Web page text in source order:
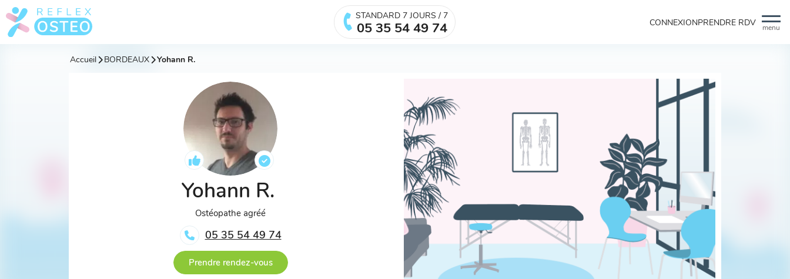
menu
STANDARD 7 JOURS / 7
05 35 54 49 74 CONNEXIONPRENDRE RDV
Accueil BORDEAUX Yohann R.
Yohann R.
Ostéopathe agréé
05 35 54 49 74
Prendre rendez-vous